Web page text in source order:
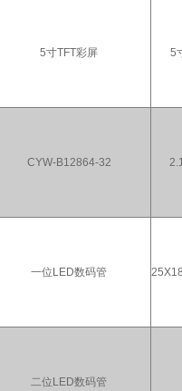
5寸TFT彩屏 5
CYW-B12864-32
一位LED数码管
二位LED数码管